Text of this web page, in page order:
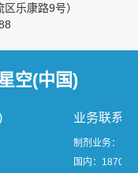
乐康路9号）
空(中国)
业务联系
制剂业务：
国内：